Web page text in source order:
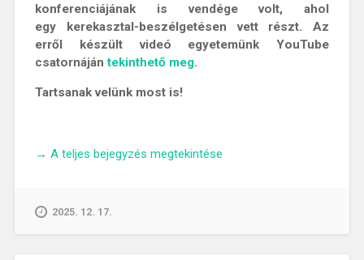
konferenciájának is vendége volt, ahol
egy kerekasztal-beszélgetésen vett részt. Az
erről készült videó egyetemünk YouTube
csatornájántekinthető meg.
Tartsanak velünk most is!
„Hosszú
a
→ A teljes bejegyzés megtekintése
2025. 12. 17.